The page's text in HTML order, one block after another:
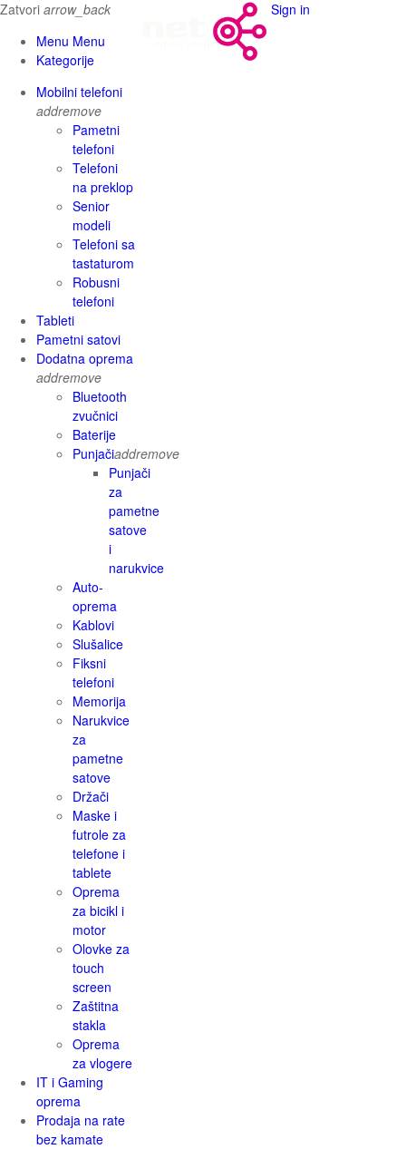
Zatvori arrow_back
Menu Menu
Kategorije
Mobilni telefoni
addremove
Pametni
telefoni
Telefoni
na preklop
Senior
modeli
Telefoni sa
tastaturom
Robusni
telefoni
Tableti
Pametni satovi
Dodatna oprema
addremove
Bluetooth
zvučnici
Baterije
Punjačiaddremove
Punjači
za
pametne
satove
i
narukvice
Auto-
oprema
Kablovi
Slušalice
Fiksni
telefoni
Memorija
Narukvice
za
pametne
satove
Držači
Maske i
futrole za
telefone i
tablete
Oprema
za bicikl i
motor
Olovke za
touch
screen
Zaštitna
stakla
Oprema
za vlogere
IT i Gaming
oprema
Prodaja na rate
bez kamate
Sign in